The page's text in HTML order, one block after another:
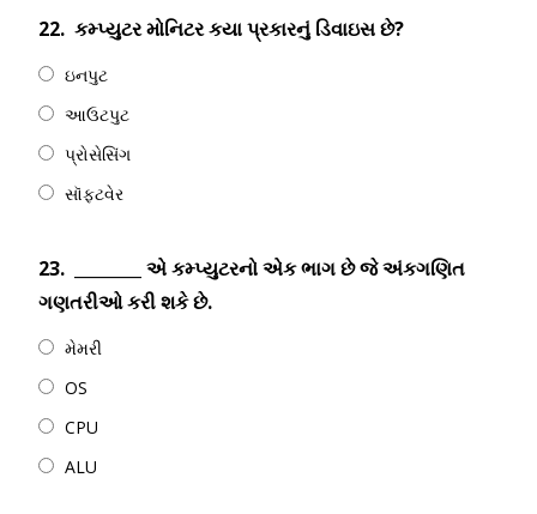
22. કમ્પ્યુટર મોનિટર કયા પ્રકારનું ડિવાઇસ છે?
ઇનપુટ
આઉટપુટ
પ્રોસેસિંગ
સૉફ્ટવેર
23.
________ એ કમ્પ્યુટરનો એક ભાગ છે જે અંકગણિત
ગણતરીઓ કરી શકે છે.
મેમરી
OS
CPU
ALU